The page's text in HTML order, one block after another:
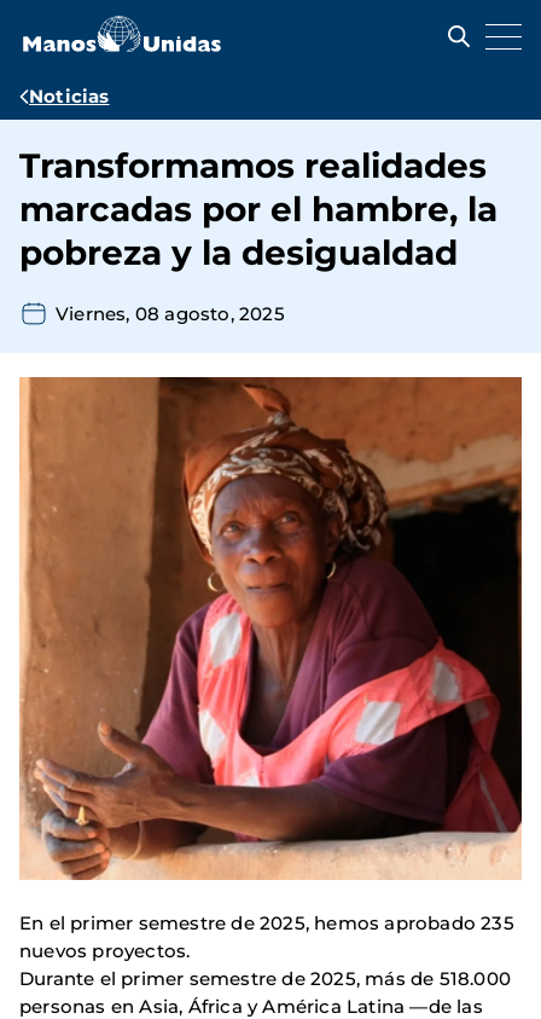
contenido
Ruta
navegación
Noticias
Transformamos realidades
marcadas por el hambre, la
pobreza y la desigualdad
Viernes, 08 agosto, 2025
En el primer semestre de 2025, hemos aprobado 235
nuevos proyectos.
­Durante el primer semestre de 2025, más de 518.000
personas en Asia, África y América Latina —de las